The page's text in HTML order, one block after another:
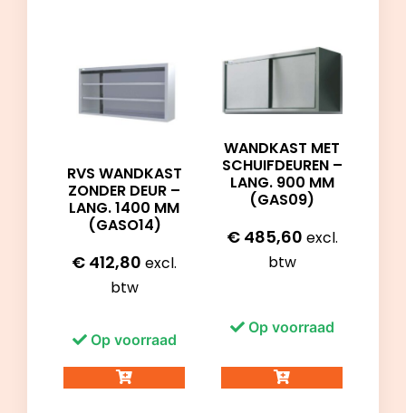
RVS WANDKAST
ZONDER DEUR –
LANG. 1400 MM
(GASO14)
€ 412,80 excl.
btw
Op voorraad
WANDKAST MET
SCHUIFDEUREN –
LANG. 900 MM
(GAS09)
€485,60 excl.
btw
Op voorraad